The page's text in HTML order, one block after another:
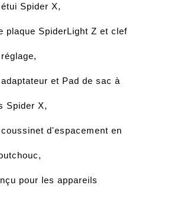
Spider X,
plaque SpiderLight Z et clef
adaptateur et Pad de sac à
Spider X,
coussinet d'espacement en
pour les appareils